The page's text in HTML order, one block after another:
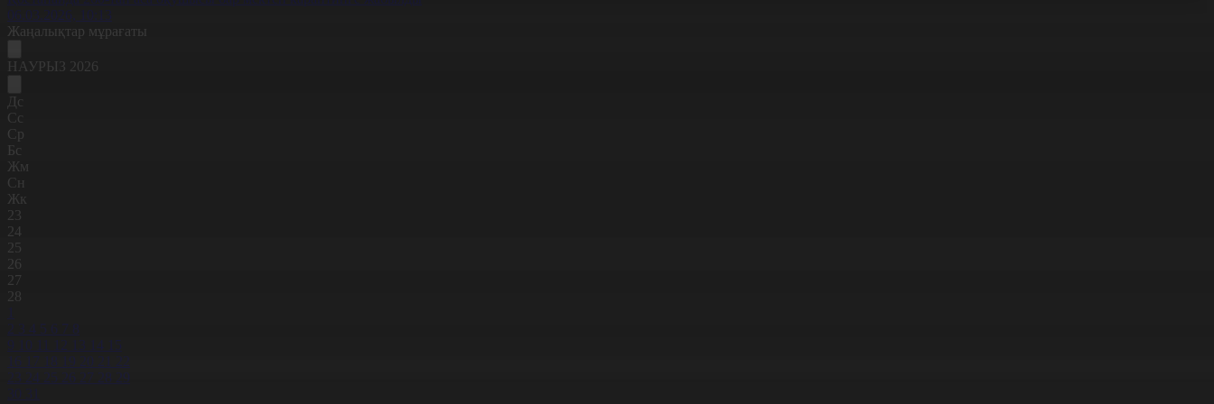
06.03.2026, 10:13
Жаңалықтар мұрағаты
НАУРЫЗ 2026
Дс
Сс
Ср
Бс
Жм
Сн
Жк
23
24
25
26
27
28
2
3 4 5 6 7 8
9
10 12 13 14
15
16
17 18 19 20 21
22
23
24 25 26 27 28
29
30
31